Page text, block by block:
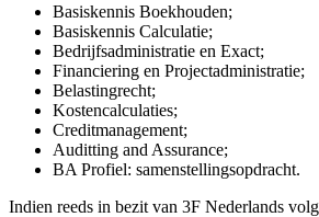
Basiskennis Boekhouden;
Basiskennis Calculatie;
Bedrijfsadministratie en Exact;
Financiering en Projectadministratie;
Belastingrecht;
Kostencalculaties;
Creditmanagement;
Auditting and Assurance;
BA Profiel: samenstellingsopdracht.
Indien reeds in bezit van 3F Nederlands